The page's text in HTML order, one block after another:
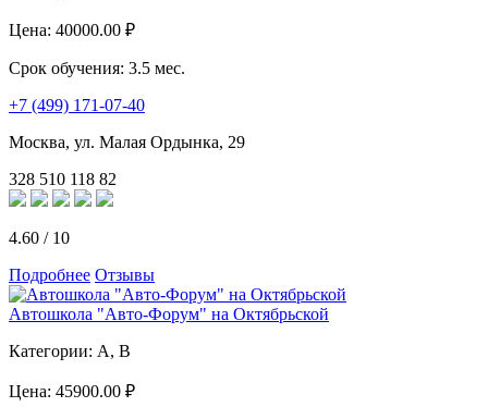
Цена: 40000.00 ₽
Срок обучения: 3.5 мес.
+7 (499) 171-07-40
Москва, ул. Малая Ордынка, 29
328 510 118 82
4.60 / 10
Подробнее Отзывы
Автошкола "Авто-Форум" на Октябрьской
Категории: A, B
Цена: 45900.00 ₽